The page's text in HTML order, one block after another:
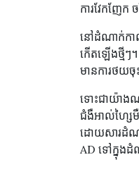
ការវែកញែក
នៅដំណាក់កាល
កើតឡើងថ្មីៗ
មានការថយចុ
ទោះជាយ៉ាង
ជំងឺអាល់ហ្សៃមឺ
ដោយសារដំណា
AD ទៅក្នុង